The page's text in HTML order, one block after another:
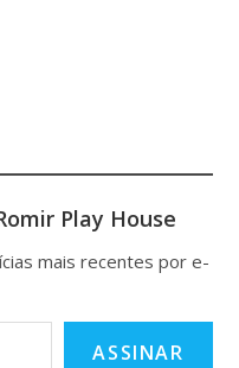
Play House
mais recentes por e-
ASSINAR